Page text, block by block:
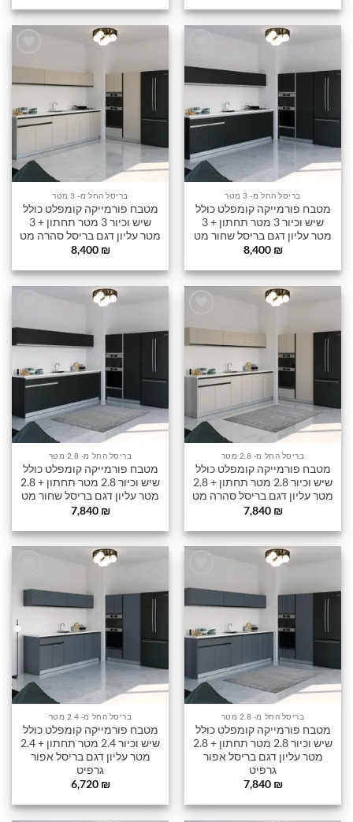
הוסף
שלי
בריסל החל מ- 3 מטר
מטבח פורמייקה קומפלט כולל
שיש וכיור 3 מטר תחתון + 3
מטר עליון דגם בריסל שחור מט
8,400 ₪
שלי
בריסל החל מ- 3 מטר
מטבח פורמייקה קומפלט כולל
שיש וכיור 3 מטר תחתון + 3
מטר עליון דגם בריסל סהרה מט
8,400 ₪
הוסף
שלי
בריסל החל מ- 2.8 מטר
מטבח פורמייקה קומפלט כולל
שיש וכיור 2.8 מטר תחתון + 2.8
מטר עליון דגם בריסל סהרה מט
7,840 ₪
הוסף
שלי
בריסל החל מ- 2.8 מטר
מטבח פורמייקה קומפלט כולל
שיש וכיור 2.8 מטר תחתון + 2.8
מטר עליון דגם בריסל שחור מט
7,840 ₪
הוסף
שלי
בריסל החל מ- 2.8 מטר
מטבח פורמייקה קומפלט כולל
שיש וכיור 2.8 מטר תחתון + 2.8
מטר עליון דגם בריסל אפור
גרפיט
7,840 ₪
שלי
בריסל החל מ- 2.4 מטר
מטבח פורמייקה קומפלט כולל
שיש וכיור 2.4 מטר תחתון + 2.4
מטר עליון דגם בריסל אפור
גרפיט
6,720 ₪